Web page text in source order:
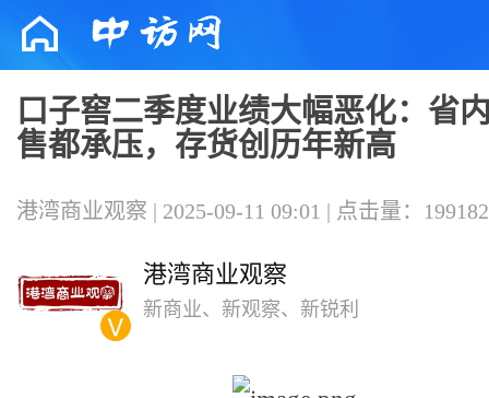
口子窖二季度业绩大幅恶化：省
售都承压，存货创历年新高
港湾商业观察 | 2025-09-11 09:01 | 点击量：199182
港湾商业观察
新商业、新观察、新锐利